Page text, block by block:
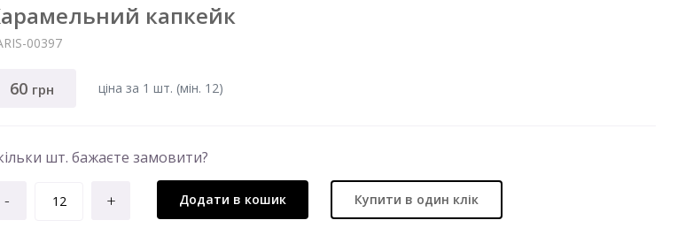
капкейк
00397
60 грн ціна за 1 шт. (мiн. 12)
шт. бажаєте замовити?
- + Додати в кошик Купити в один клік